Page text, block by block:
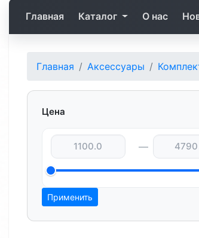
Главная Каталог О нас
Главная Аксессуары
Цена
—
Применить